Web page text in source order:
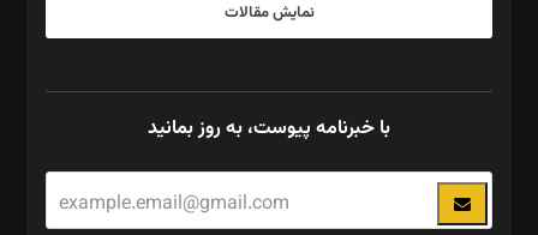
نمایش مقالات
با خبرنامه پیوست، به روز بمانید